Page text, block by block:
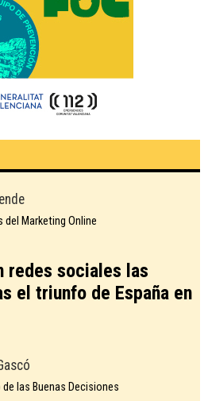
del Marketing Online
redes sociales las
el triunfo de España en
de las Buenas Decisiones